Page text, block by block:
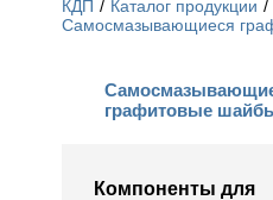
КДП Каталог продукции
Самосмазывающиеся
графитовые
Компоненты для